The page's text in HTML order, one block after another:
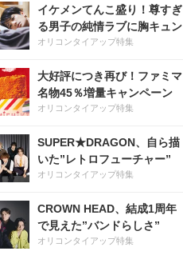
イケメンてんこ盛り！尊すぎ
る男子の純情ラブに胸キュン
オリコンタイアップ特集
大好評につき再び！ファミマ
名物45％増量キャンペーン
オリコンタイアップ特集
SUPER★DRAGON、自ら描
いた”レトロフューチャー”
オリコンタイアップ特集
CROWN HEAD、結成1周年
で見えた”バンドらしさ”
オリコンタイアップ特集